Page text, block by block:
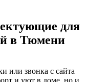
для
в Тюмени
или звонка с сайта
и уют в доме, но и